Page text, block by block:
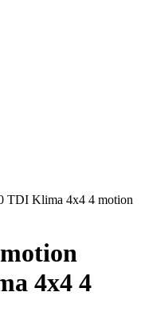
TDI Klima 4x4 4 motion
4x4 4